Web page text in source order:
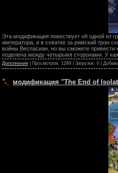
Эта модификация повествует об одной из
императора, и в схватке за римский трон
войны Веспасиан, но вы сможете привести
поделена между четырьмя сторонами. У
Дополнения | Просмотров: 1289 | Загрузок: 0 |
модификация "The End of